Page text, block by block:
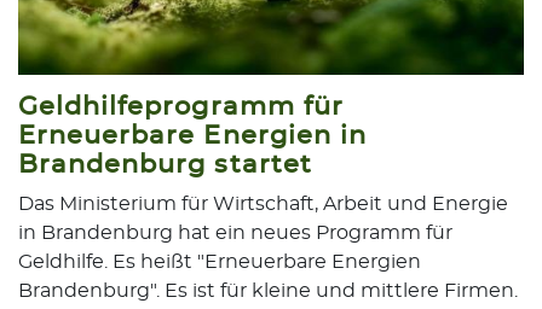
Geldhilfeprogramm für
Erneuerbare Energien in
Brandenburg startet
Das Ministerium für Wirtschaft, Arbeit und Energie
in Brandenburg hat ein neues Programm für
Geldhilfe. Es heißt "Erneuerbare Energien
Brandenburg". Es ist für kleine und mittlere Firmen.